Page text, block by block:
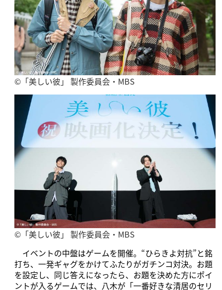
©「美しい彼」 製作委員会・MBS
©「美しい彼」 製作委員会・MBS
イベントの中盤はゲームを開催。“ひらきよ対抗”と銘
打ち、一発ギャグをかけてふたりがガチンコ対決。お題
を設定し、同じ答えになったら、お題を決めた方にポイ
ントが入るゲームでは、八木が「一番好きな清居のセリ